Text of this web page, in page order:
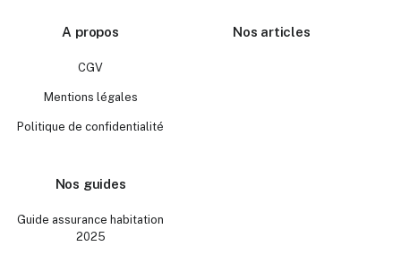
A propos
CGV
Mentions légales
Politique de confidentialité
Nos articles
Nos guides
Guide assurance habitation
2025